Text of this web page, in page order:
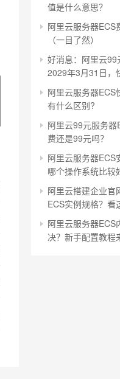
值是什么意思？
阿里云服务器ECS
（一目了然）
好消息：阿里云
2029年3月31日，
阿里云服务器ECS
有什么区别?
阿里云99元服务
费还是99元吗？
阿里云服务器
哪个操作系统比较
阿里云搭建企业官
ECS实例规格？看
阿里云服务器ECS
决？新手配置教程